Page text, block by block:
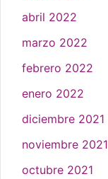
abril 2022
marzo 2022
febrero 2022
enero 2022
diciembre 2021
noviembre 2021
octubre 2021